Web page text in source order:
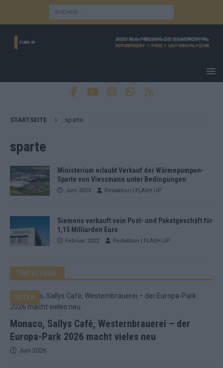
STARTSEITE sparte
sparte
Ministerium erlaubt Verkauf der Wärmepumpen-
Sparte von Viessmann unter Bedingungen
Juni 2023 Redaktion | FLASH UP
Siemens verkauft sein Post- und Paketgeschäft für
1,15 Milliarden Euro
Februar 2022 Redaktion | FLASH UP
TOP STORIES
Monaco, Sallys Café, Westernbrauerei – der
Europa-Park 2026 macht vieles neu
EXTRA
Juni 2026